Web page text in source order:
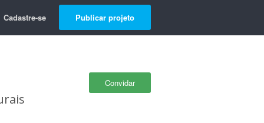
Cadastre-se Publicar projeto
Convidar